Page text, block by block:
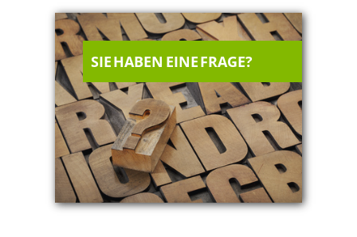
SIE HABEN EINE FRAGE?